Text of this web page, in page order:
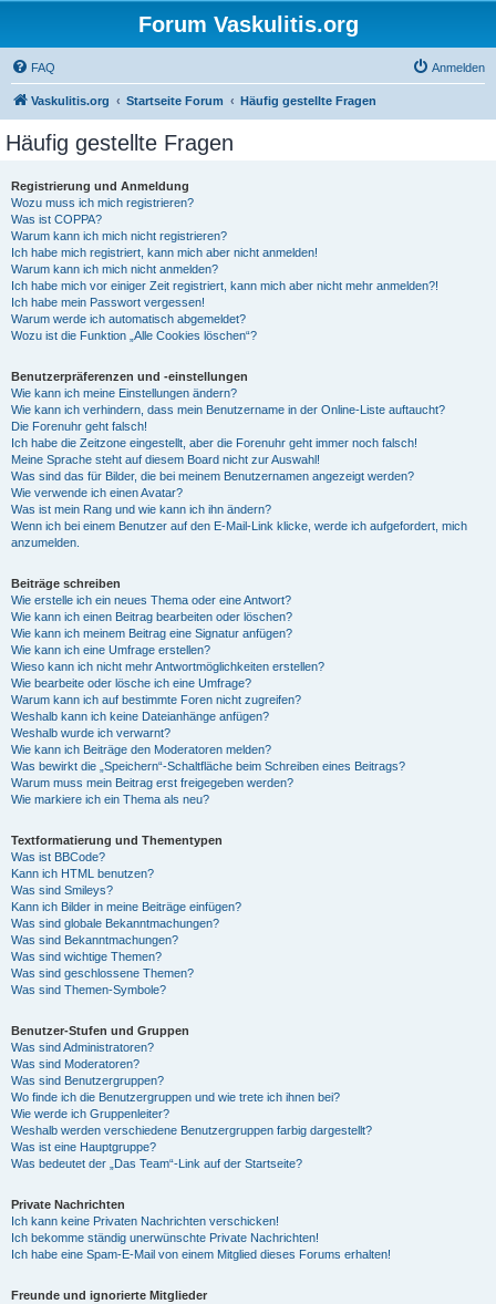
Forum Vaskulitis.org
FAQ Anmelden
Vaskulitis.org Startseite Forum Häufig gestellte Fragen
Häufig gestellte Fragen
Registrierung und Anmeldung
Wozu muss ich mich registrieren?
Was ist COPPA?
Warum kann ich mich nicht registrieren?
Ich habe mich registriert, kann mich aber nicht anmelden!
Warum kann ich mich nicht anmelden?
Ich habe mich vor einiger Zeit registriert, kann mich aber nicht mehr anmelden?!
Ich habe mein Passwort vergessen!
Warum werde ich automatisch abgemeldet?
Wozu ist die Funktion „Alle Cookies löschen“?
Benutzerpräferenzen und -einstellungen
Wie kann ich meine Einstellungen ändern?
Wie kann ich verhindern, dass mein Benutzername in der Online-Liste auftaucht?
Die Forenuhr geht falsch!
Ich habe die Zeitzone eingestellt, aber die Forenuhr geht immer noch falsch!
Meine Sprache steht auf diesem Board nicht zur Auswahl!
Was sind das für Bilder, die bei meinem Benutzernamen angezeigt werden?
Wie verwende ich einen Avatar?
Was ist mein Rang und wie kann ich ihn ändern?
Wenn ich bei einem Benutzer auf den E-Mail-Link klicke, werde ich aufgefordert, mich
anzumelden.
Beiträge schreiben
Wie erstelle ich ein neues Thema oder eine Antwort?
Wie kann ich einen Beitrag bearbeiten oder löschen?
Wie kann ich meinem Beitrag eine Signatur anfügen?
Wie kann ich eine Umfrage erstellen?
Wieso kann ich nicht mehr Antwortmöglichkeiten erstellen?
Wie bearbeite oder lösche ich eine Umfrage?
Warum kann ich auf bestimmte Foren nicht zugreifen?
Weshalb kann ich keine Dateianhänge anfügen?
Weshalb wurde ich verwarnt?
Wie kann ich Beiträge den Moderatoren melden?
Was bewirkt die „Speichern“-Schaltfläche beim Schreiben eines Beitrags?
Warum muss mein Beitrag erst freigegeben werden?
Wie markiere ich ein Thema als neu?
Textformatierung und Thementypen
Was ist BBCode?
Kann ich HTML benutzen?
Was sind Smileys?
Kann ich Bilder in meine Beiträge einfügen?
Was sind globale Bekanntmachungen?
Was sind Bekanntmachungen?
Was sind wichtige Themen?
Was sind geschlossene Themen?
Was sind Themen-Symbole?
Benutzer-Stufen und Gruppen
Was sind Administratoren?
Was sind Moderatoren?
Was sind Benutzergruppen?
Wo finde ich die Benutzergruppen und wie trete ich ihnen bei?
Wie werde ich Gruppenleiter?
Weshalb werden verschiedene Benutzergruppen farbig dargestellt?
Was ist eine Hauptgruppe?
Was bedeutet der „Das Team“-Link auf der Startseite?
Private Nachrichten
Ich kann keine Privaten Nachrichten verschicken!
Ich bekomme ständig unerwünschte Private Nachrichten!
Ich habe eine Spam-E-Mail von einem Mitglied dieses Forums erhalten!
Freunde und ignorierte Mitglieder